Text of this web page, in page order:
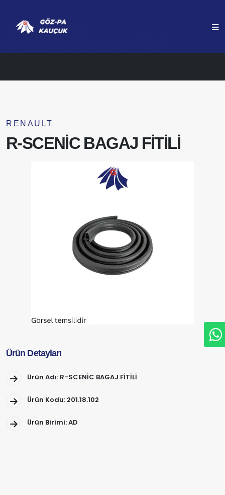
ANASAYFA ÜRÜNLERIMIZ
RENAULT
R-SCENİC BAGAJ FİTİLİ
Ürün Detayları
Ürün Adı: R-SCENİC BAGAJ FİTİLİ
Ürün Kodu: 201.18.102
Ürün Birimi: AD